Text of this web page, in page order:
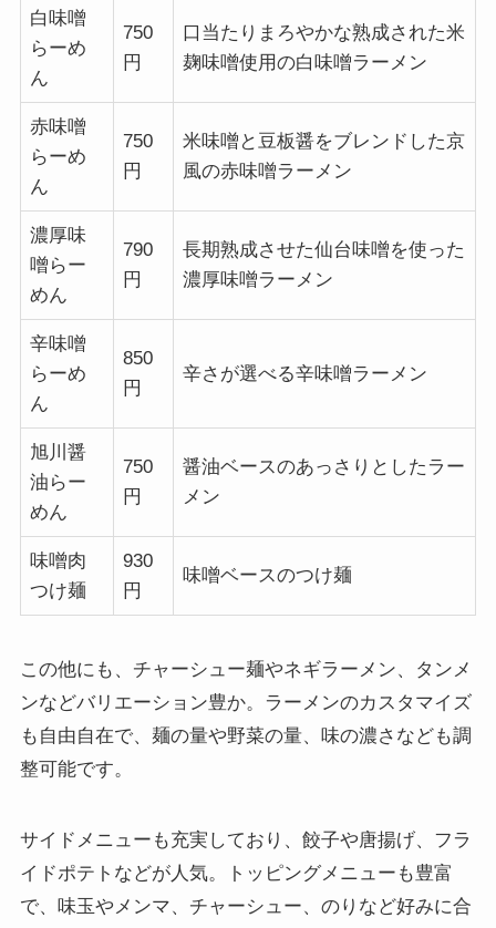
白味噌
らーめ
ん
750
円
口当たりまろやかな熟成された米
麹味噌使用の白味噌ラーメン
赤味噌
らーめ
ん
750
円
米味噌と豆板醤をブレンドした京
風の赤味噌ラーメン
濃厚味
噌らー
めん
790
円
長期熟成させた仙台味噌を使った
濃厚味噌ラーメン
辛味噌
らーめ
ん
850
円
辛さが選べる辛味噌ラーメン
旭川醤
油らー
めん
750
円
醤油ベースのあっさりとしたラー
メン
味噌肉
つけ麺
930
円
味噌ベースのつけ麺
この他にも、チャーシュー麺やネギラーメン、タンメ
ンなどバリエーション豊か。ラーメンのカスタマイズ
も自由自在で、麺の量や野菜の量、味の濃さなども調
整可能です。
サイドメニューも充実しており、餃子や唐揚げ、フラ
イドポテトなどが人気。トッピングメニューも豊富
で、味玉やメンマ、チャーシュー、のりなど好みに合